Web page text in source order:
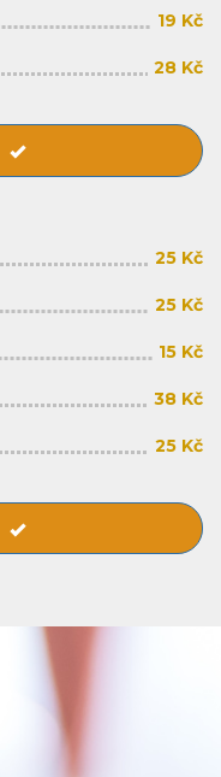
19 Kč
28 Kč
25 Kč
25 Kč
15 Kč
38 Kč
25 Kč